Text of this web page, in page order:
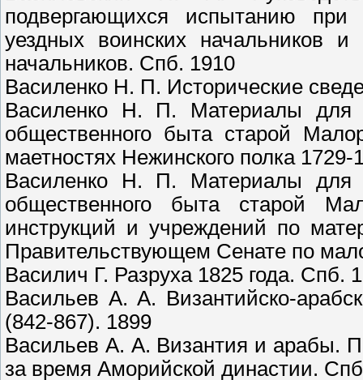
подвергающихся испытанию
уездных воинских начальников
начальников. Спб. 1910
Василенко Н. П. Исторические
Василенко Н. П. Материалы для
общественного быта старой
маетностях Нежинского полка 1729-
Василенко Н. П. Материалы для
общественного быта старой
инструкций и учреждений по
Правительствующем Сенате по
Василич Г. Разруха 1825 года. Спб.
Васильев А. А. Византийско-
(842-867). 1899
Васильев А. А. Византия и арабы.
за время Аморийской династии.